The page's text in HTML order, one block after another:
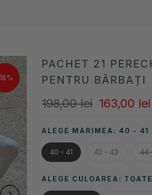
PACHET 21
PENTRU BĂRBAȚI
198,00 lei 163,00 lei
ALEGE MARIMEA: 40 - 41
40 - 41 42 - 43 44
ALEGE CULOAREA: